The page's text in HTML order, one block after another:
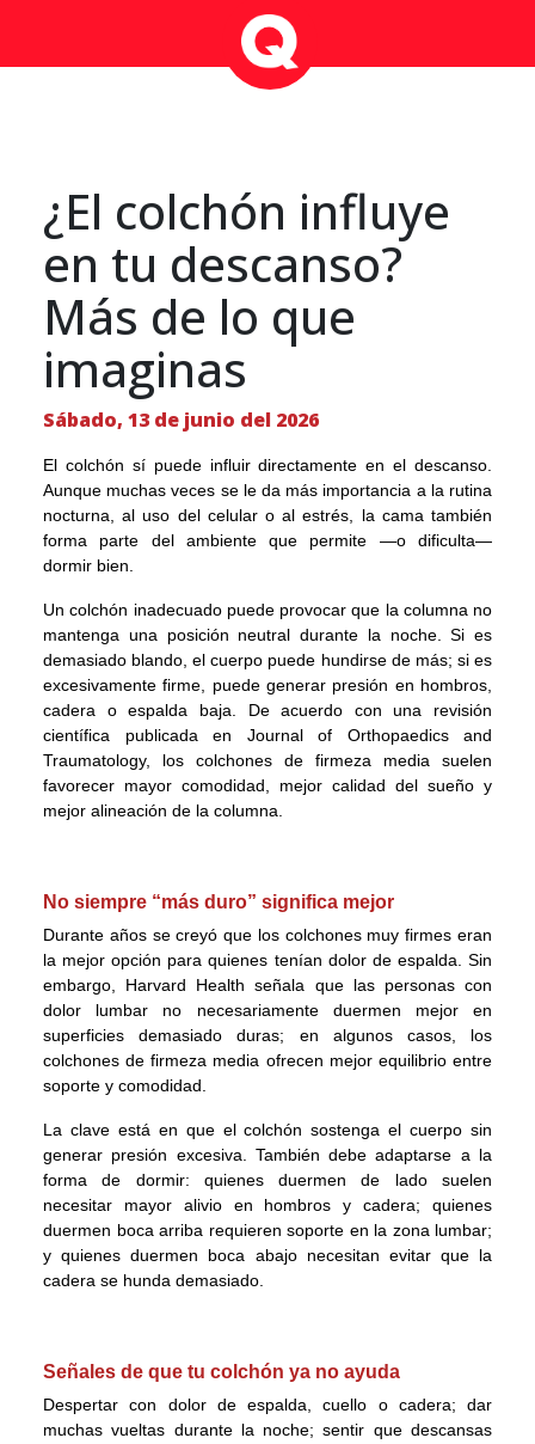
¿El colchón influye
en tu descanso?
Más de lo que
imaginas
Sábado, 13 de junio del 2026
El colchón sí puede influir directamente en el descanso.
Aunque muchas veces se le da más importancia a la rutina
nocturna, al uso del celular o al estrés, la cama también
forma parte del ambiente que permite —o dificulta—
dormir bien.
Un colchón inadecuado puede provocar que la columna no
mantenga una posición neutral durante la noche. Si es
demasiado blando, el cuerpo puede hundirse de más; si es
excesivamente firme, puede generar presión en hombros,
cadera o espalda baja. De acuerdo con una revisión
científica publicada en Journal of Orthopaedics and
Traumatology, los colchones de firmeza media suelen
favorecer mayor comodidad, mejor calidad del sueño y
mejor alineación de la columna.
No siempre “más duro” significa mejor
Durante años se creyó que los colchones muy firmes eran
la mejor opción para quienes tenían dolor de espalda. Sin
embargo, Harvard Health señala que las personas con
dolor lumbar no necesariamente duermen mejor en
superficies demasiado duras; en algunos casos, los
colchones de firmeza media ofrecen mejor equilibrio entre
soporte y comodidad.
La clave está en que el colchón sostenga el cuerpo sin
generar presión excesiva. También debe adaptarse a la
forma de dormir: quienes duermen de lado suelen
necesitar mayor alivio en hombros y cadera; quienes
duermen boca arriba requieren soporte en la zona lumbar;
y quienes duermen boca abajo necesitan evitar que la
cadera se hunda demasiado.
Señales de que tu colchón ya no ayuda
Despertar con dolor de espalda, cuello o cadera; dar
muchas vueltas durante la noche; sentir que descansas